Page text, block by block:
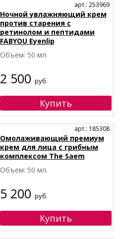
арт.: 253969
Ночной увлажняющий крем
против старения с
ретинолом и пептидами
FABYOU Eyenlip
Объем: 50 мл.
2 500 руб.
арт.: 185308
Омолаживающий премиум
крем для лица с грибным
комплексом The Saem
Объем: 50 мл.
5 200 руб.